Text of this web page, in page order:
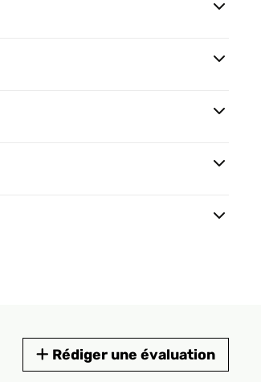
Rédiger une évaluation